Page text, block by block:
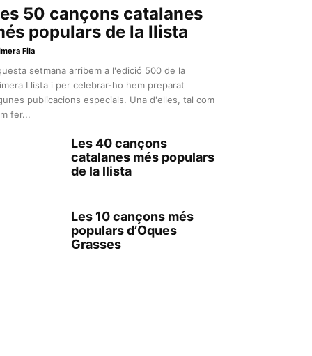
50 cançons catalanes
populars de la llista
Fila
setmana arribem a l'edició 500 de la
Llista i per celebrar-ho hem preparat
publicacions especials. Una d'elles, tal com
fer...
Les 40 cançons
catalanes més populars
de la llista
Les 10 cançons més
populars d’Oques
Grasses